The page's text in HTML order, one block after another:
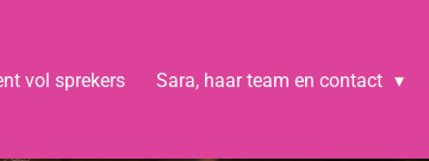
vol sprekers
Sara, haar team en contact